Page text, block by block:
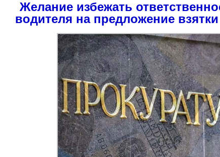
Желание избежать
водителя на предложение